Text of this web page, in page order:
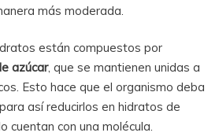
más moderada.
están compuestos por
azúcar, que se mantienen unidas a
Esto hace que el organismo deba
así reducirlos en hidratos de
cuentan con una molécula.